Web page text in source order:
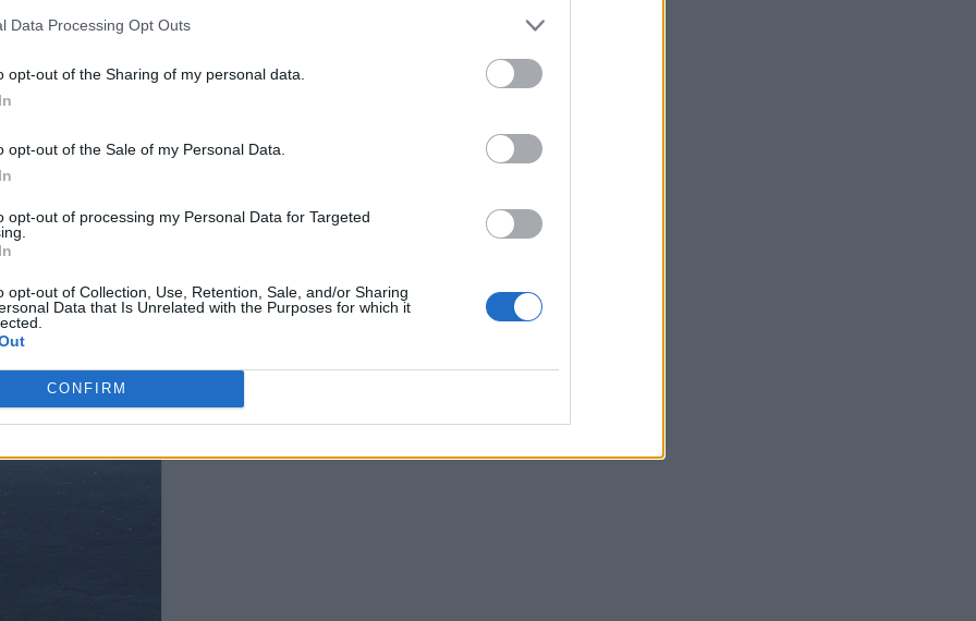
Data Processing Opt Outs
opt-out of the Sharing of my personal data.
opt-out of the Sale of my Personal Data.
opt-out of processing my Personal Data for Targeted
opt-out of Collection, Use, Retention, Sale, and/or Sharing
Data that Is Unrelated with the Purposes for which it
CONFIRM
με drones σε
διαχείρισης
Στενά του Ορμούζ: Πλοίο
Στενά του Ορμούζ:
Επανεκκίνηση της ναυσιπλοΐας